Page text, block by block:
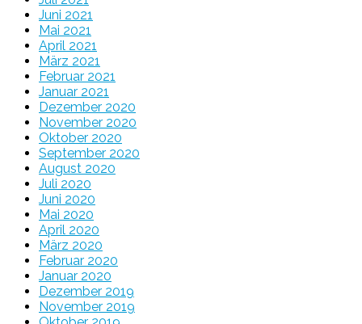
Juni 2021
Mai 2021
April 2021
März 2021
Februar 2021
Januar 2021
Dezember 2020
November 2020
Oktober 2020
September 2020
August 2020
Juli 2020
Juni 2020
Mai 2020
April 2020
März 2020
Februar 2020
Januar 2020
Dezember 2019
November 2019